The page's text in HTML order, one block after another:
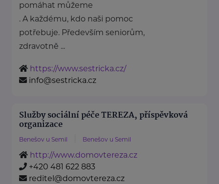
pomáhat můžeme
. A každému, kdo naši pomoc
potřebuje. Především seniorům,
zdravotně ...
https://www.sestricka.cz/
info@sestricka.cz
Služby sociální péče TEREZA, příspěvková
organizace
Benešov u Semil Benešov u Semil
http://www.domovtereza.cz
+420 481 622 883
reditel@domovtereza.cz